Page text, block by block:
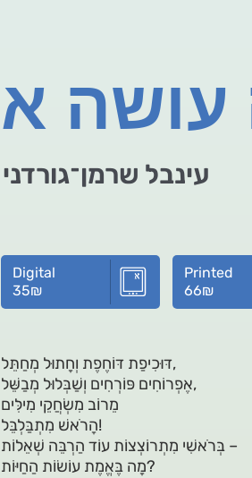
עינבל שרמן־גורדני
Digital
35₪
Printed
66₪
דּוּכִיפַת דּוֹחֶפֶת וְחָתוּל מְחַתֵּל,
אֶפְרוֹחִים פּוֹרְחִים וְשַׁבְּלוּל מְבַשֵּׁל,
מֵרוֹב מִשְׂחֲקֵי מִילִּים
הָרֹאשׁ מִתְבַּלְבֵּל!
בְּרֹאשִׁי מִתְרוֹצְצוֹת עוֹד הַרְבֵּה שְׁאֵלוֹת –
מָה בֶּאֱמֶת עוֹשׂוֹת הַחַיּוֹת?